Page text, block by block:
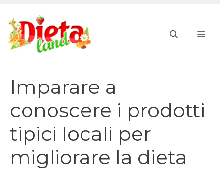
contenuto
Imparare a
conoscere i prodotti
tipici locali per
migliorare la dieta